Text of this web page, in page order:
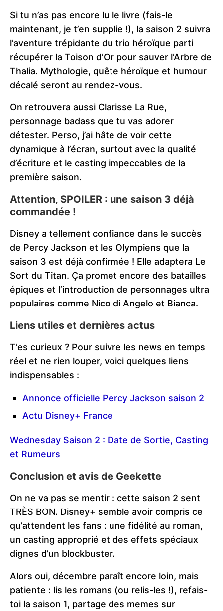
Si tu n’as pas encore lu le livre (fais-le
maintenant, je t’en supplie !), la saison 2 suivra
l’aventure trépidante du trio héroïque parti
récupérer la Toison d’Or pour sauver l’Arbre de
Thalia. Mythologie, quête héroïque et humour
décalé seront au rendez-vous.
On retrouvera aussi Clarisse La Rue,
personnage badass que tu vas adorer
détester. Perso, j’ai hâte de voir cette
dynamique à l’écran, surtout avec la qualité
d’écriture et le casting impeccables de la
première saison.
Attention, SPOILER : une saison 3 déjà
commandée !
Disney a tellement confiance dans le succès
de Percy Jackson et les Olympiens que la
saison 3 est déjà confirmée ! Elle adaptera Le
Sort du Titan. Ça promet encore des batailles
épiques et l’introduction de personnages ultra
populaires comme Nico di Angelo et Bianca.
Liens utiles et dernières actus
T’es curieux ? Pour suivre les news en temps
réel et ne rien louper, voici quelques liens
indispensables :
Annonce officielle Percy Jackson saison 2
Actu Disney+ France
Wednesday Saison 2 : Date de Sortie, Casting
et Rumeurs
Conclusion et avis de Geekette
On ne va pas se mentir : cette saison 2 sent
TRÈS BON. Disney+ semble avoir compris ce
qu’attendent les fans : une fidélité au roman,
un casting approprié et des effets spéciaux
dignes d’un blockbuster.
Alors oui, décembre paraît encore loin, mais
patiente : lis les romans (ou relis-les !), refais-
toi la saison 1, partage des memes sur